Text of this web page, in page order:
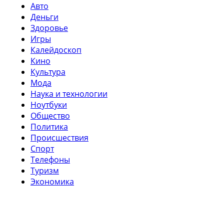
Авто
Деньги
Здоровье
Игры
Калейдоскоп
Кино
Культура
Мода
Наука и технологии
Ноутбуки
Общество
Политика
Происшествия
Спорт
Телефоны
Туризм
Экономика